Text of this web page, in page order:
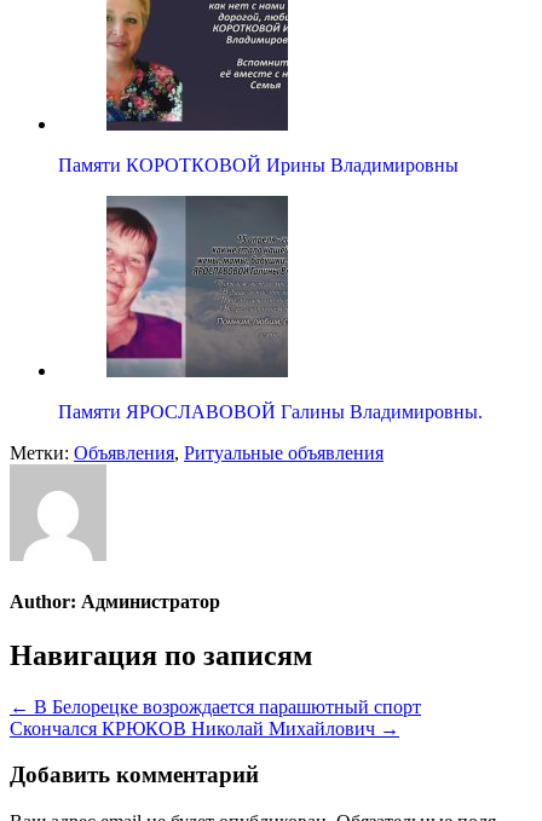
Памяти КОРОТКОВОЙ Ирины Владимировны
Памяти ЯРОСЛАВОВОЙ Галины Владимировны.
Метки: Объявления, Ритуальные объявления
Author: Администратор
Навигация по записям
← В Белорецке возрождается парашютный спорт
Скончался КРЮКОВ Николай Михайлович →
Добавить комментарий